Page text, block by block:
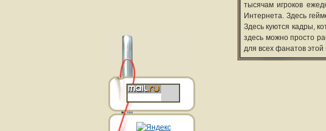
тысячам игроков
Интернета. Здесь
Здесь куются кадры,
здесь можно просто
для всех фанатов этой